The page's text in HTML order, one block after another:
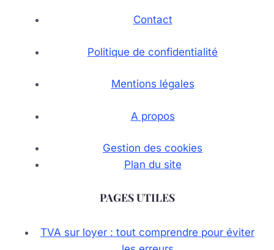
Contact
Politique de confidentialité
Mentions légales
A propos
Gestion des cookies
Plan du site
PAGES UTILES
TVA sur loyer : tout comprendre pour éviter